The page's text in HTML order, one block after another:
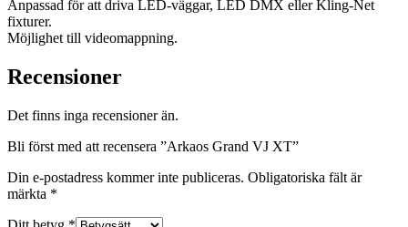
Anpassad för att driva LED-väggar, LED DMX eller Kling-Net
fixturer.
Möjlighet till videomappning.
Recensioner
Det finns inga recensioner än.
Bli först med att recensera ”Arkaos Grand VJ XT”
Din e-postadress kommer inte publiceras. Obligatoriska fält är
märkta *